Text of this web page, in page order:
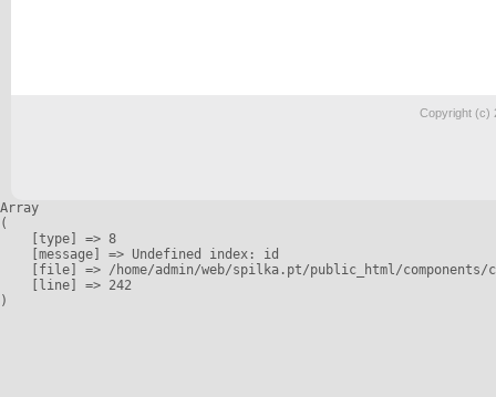
Copyright (c)
Array
(
    [type] => 8
    [message] => Undefined index: id
[file] => /home/admin/web/spilka.pt/public_html/
    [line] => 242